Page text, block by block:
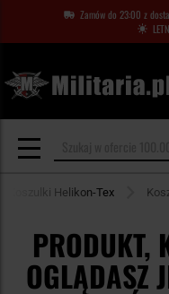
Zamów do 23:00 z
Koszulki Helikon-Tex
PRODUKT,
OGLĄDASZ